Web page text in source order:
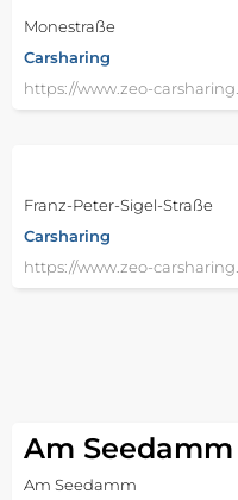
Monestraße
Carsharing
https://www.zeo-
Franz-Peter-Sigel-Straße
Carsharing
https://www.zeo-
Am
Am Seedamm